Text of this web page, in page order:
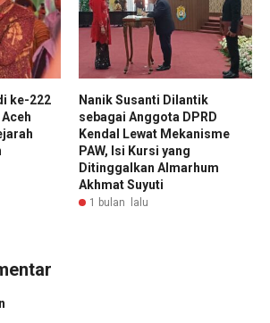
ke-222
Nanik Susanti Dilantik
sebagai Anggota DPRD
Kendal Lewat Mekanisme
PAW, Isi Kursi yang
Ditinggalkan Almarhum
Akhmat Suyuti
1 bulan lalu